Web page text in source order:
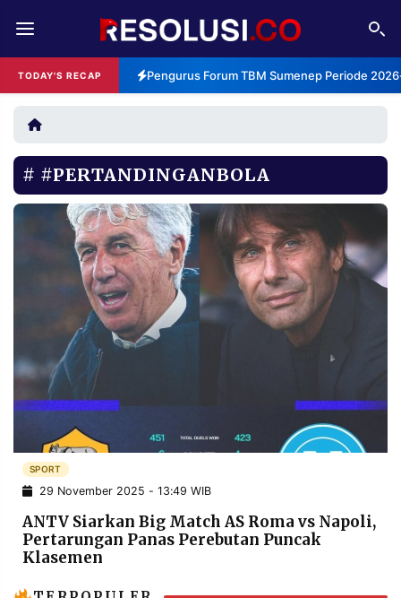
TODAY'S RECAP Pengurus Forum TBM Sumenep Periode
REDAKSI TENTANG
RESOLUSI IKLAN
RUBRIKASI
EDITORIAL AKSARA
FINANSIA PERSONA
DAERAH NASIONAL
SPORT
INFORMASI
PRIVACY
POLICY
INFORMASI
IKLAN
KIRIM
PENGADUAN TERM
OF
SERVICE
#PERTANDINGANBOLA
SPORT
29 November 2025 - 13:49 WIB
ANTV Siarkan Big Match AS Roma vs Napoli,
Pertarungan Panas Perebutan Puncak
Klasemen